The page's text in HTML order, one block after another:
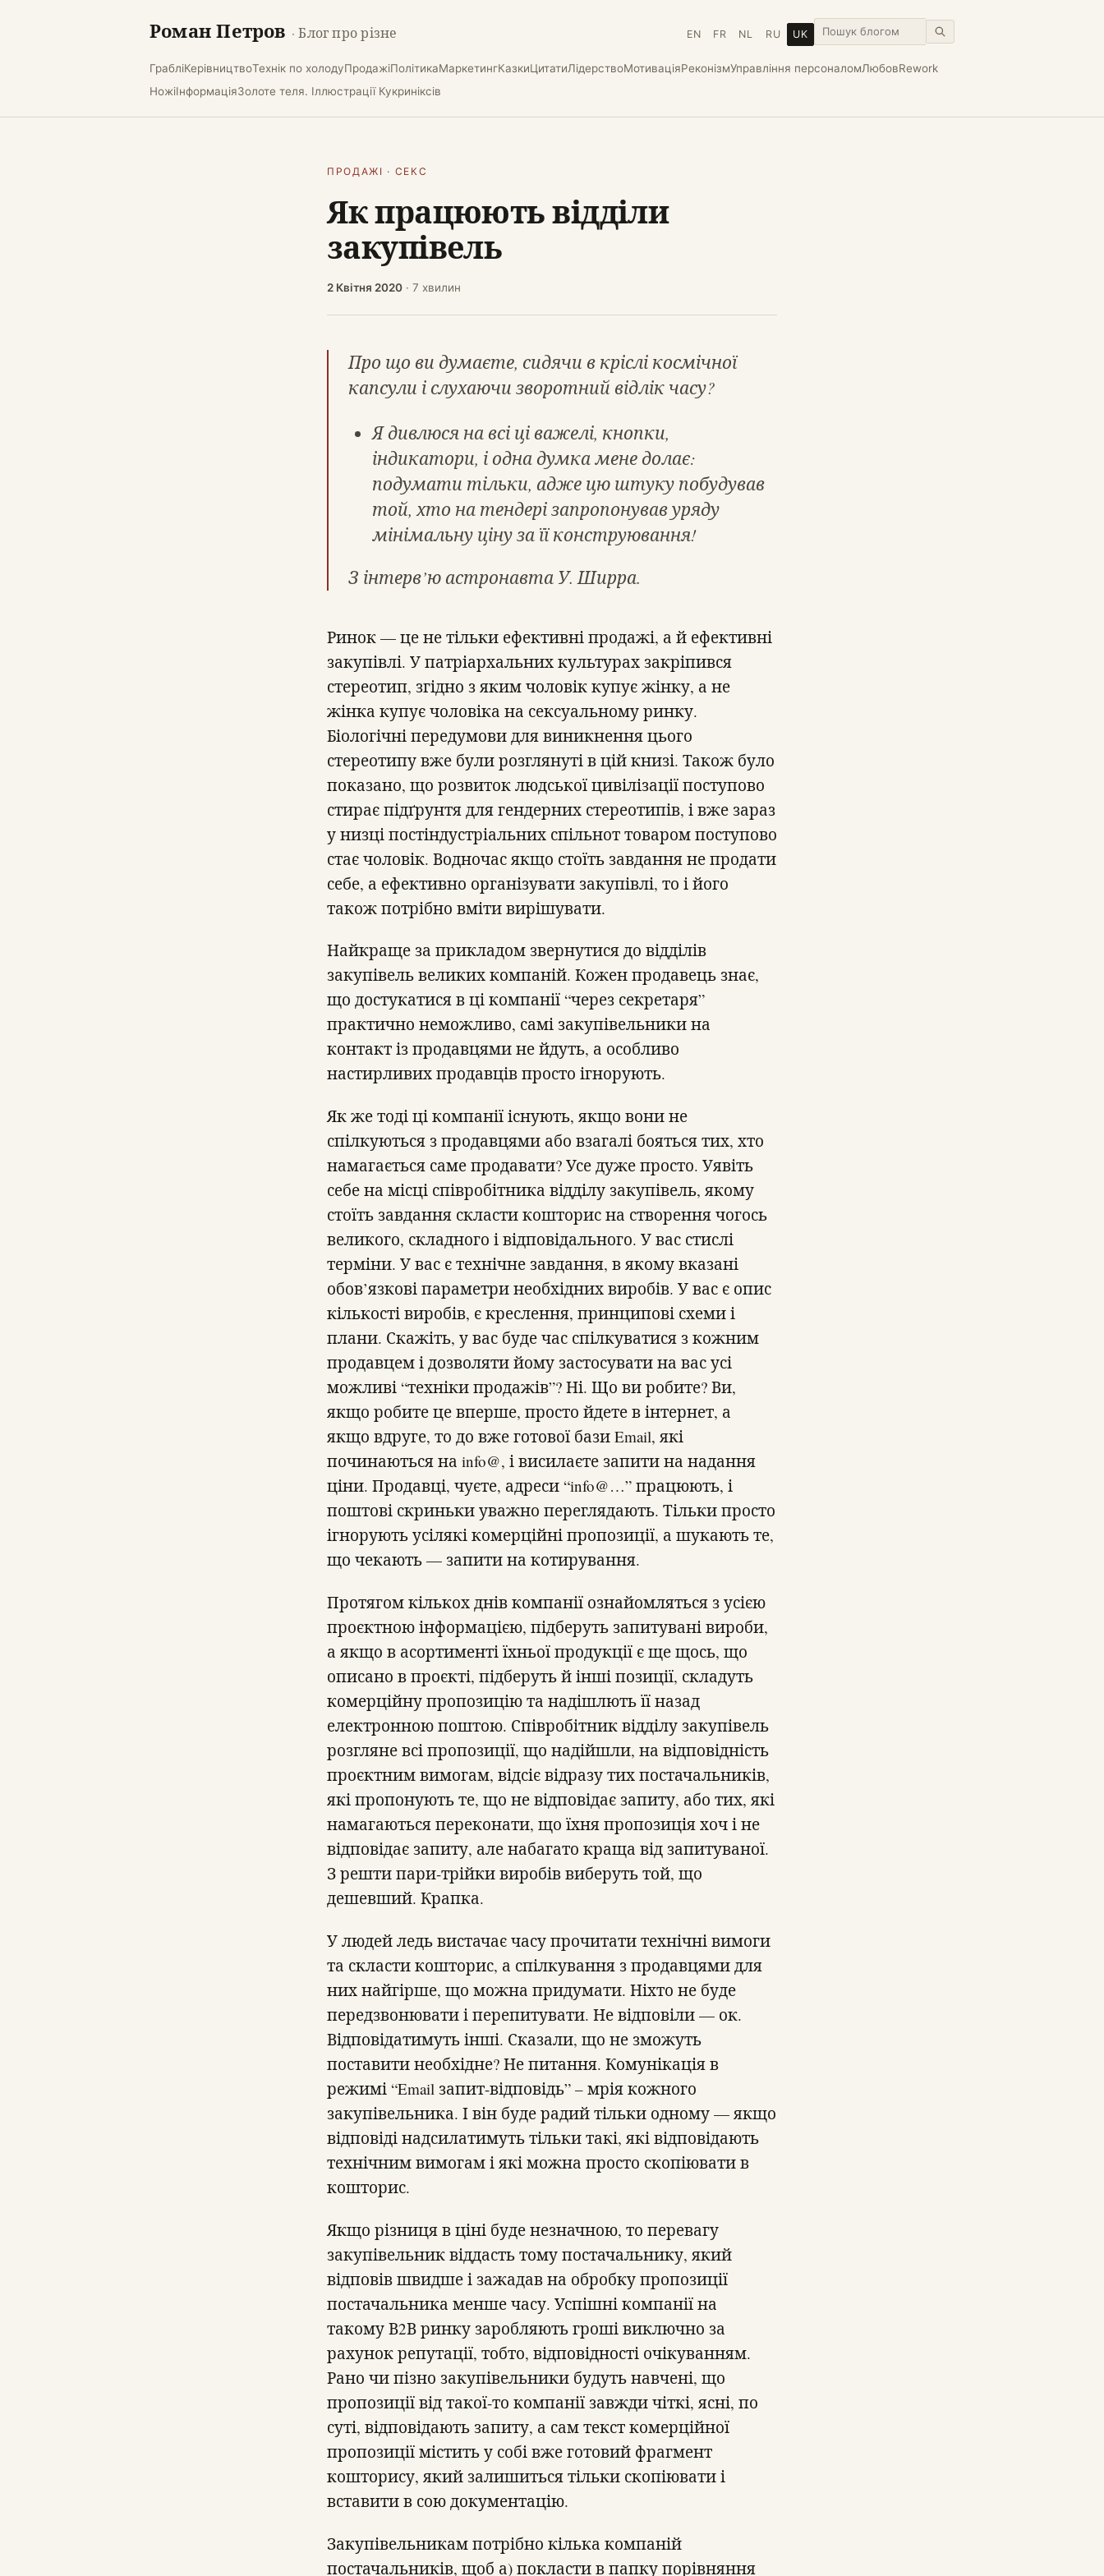
Роман Петров · Блог про різне EN FR NL RU UK
ГрабліКерівництвоТехнік по холодуПродажіПолітикаМаркетингКазкиЦитатиЛідерствоМотиваціяРеконізмУправління персоналомЛюбовRework
НожіІнформаціяЗолоте теля. Іллюстрації Кукриніксів
ПРОДАЖІ · СЕКС
Як працюють відділи
закупівель
2 Квітня 2020 · 7 хвилин
Про що ви думаєте, сидячи в кріслі космічної
капсули і слухаючи зворотний відлік часу?
Я дивлюся на всі ці важелі, кнопки,
індикатори, і одна думка мене долає:
подумати тільки, адже цю штуку побудував
той, хто на тендері запропонував уряду
мінімальну ціну за її конструювання!
З інтерв’ю астронавта У. Ширра.
Ринок — це не тільки ефективні продажі, а й ефективні
закупівлі. У патріархальних культурах закріпився
стереотип, згідно з яким чоловік купує жінку, а не
жінка купує чоловіка на сексуальному ринку.
Біологічні передумови для виникнення цього
стереотипу вже були розглянуті в цій книзі. Також було
показано, що розвиток людської цивілізації поступово
стирає підґрунтя для гендерних стереотипів, і вже зараз
у низці постіндустріальних спільнот товаром поступово
стає чоловік. Водночас якщо стоїть завдання не продати
себе, а ефективно організувати закупівлі, то і його
також потрібно вміти вирішувати.
Найкраще за прикладом звернутися до відділів
закупівель великих компаній. Кожен продавець знає,
що достукатися в ці компанії “через секретаря”
практично неможливо, самі закупівельники на
контакт із продавцями не йдуть, а особливо
настирливих продавців просто ігнорують.
Як же тоді ці компанії існують, якщо вони не
спілкуються з продавцями або взагалі бояться тих, хто
намагається саме продавати? Усе дуже просто. Уявіть
себе на місці співробітника відділу закупівель, якому
стоїть завдання скласти кошторис на створення чогось
великого, складного і відповідального. У вас стислі
терміни. У вас є технічне завдання, в якому вказані
обов’язкові параметри необхідних виробів. У вас є опис
кількості виробів, є креслення, принципові схеми і
плани. Скажіть, у вас буде час спілкуватися з кожним
продавцем і дозволяти йому застосувати на вас усі
можливі “техніки продажів”? Ні. Що ви робите? Ви,
якщо робите це вперше, просто йдете в інтернет, а
якщо вдруге, то до вже готової бази Email, які
починаються на info@, і висилаєте запити на надання
ціни. Продавці, чуєте, адреси “info@…” працюють, і
поштові скриньки уважно переглядають. Тільки просто
ігнорують усілякі комерційні пропозиції, а шукають те,
що чекають — запити на котирування.
Протягом кількох днів компанії ознайомляться з усією
проєктною інформацією, підберуть запитувані вироби,
а якщо в асортименті їхньої продукції є ще щось, що
описано в проєкті, підберуть й інші позиції, складуть
комерційну пропозицію та надішлють її назад
електронною поштою. Співробітник відділу закупівель
розгляне всі пропозиції, що надійшли, на відповідність
проєктним вимогам, відсіє відразу тих постачальників,
які пропонують те, що не відповідає запиту, або тих, які
намагаються переконати, що їхня пропозиція хоч і не
відповідає запиту, але набагато краща від запитуваної.
З решти пари-трійки виробів виберуть той, що
дешевший. Крапка.
У людей ледь вистачає часу прочитати технічні вимоги
та скласти кошторис, а спілкування з продавцями для
них найгірше, що можна придумати. Ніхто не буде
передзвонювати і перепитувати. Не відповіли — ок.
Відповідатимуть інші. Сказали, що не зможуть
поставити необхідне? Не питання. Комунікація в
режимі “Email запит-відповідь” – мрія кожного
закупівельника. І він буде радий тільки одному — якщо
відповіді надсилатимуть тільки такі, які відповідають
технічним вимогам і які можна просто скопіювати в
кошторис.
Якщо різниця в ціні буде незначною, то перевагу
закупівельник віддасть тому постачальнику, який
відповів швидше і зажадав на обробку пропозиції
постачальника менше часу. Успішні компанії на
такому В2В ринку заробляють гроші виключно за
рахунок репутації, тобто, відповідності очікуванням.
Рано чи пізно закупівельники будуть навчені, що
пропозиції від такої-то компанії завжди чіткі, ясні, по
суті, відповідають запиту, а сам текст комерційної
пропозиції містить у собі вже готовий фрагмент
кошторису, який залишиться тільки скопіювати і
вставити в сою документацію.
Закупівельникам потрібно кілька компаній
постачальників, щоб а) покласти в папку порівняння